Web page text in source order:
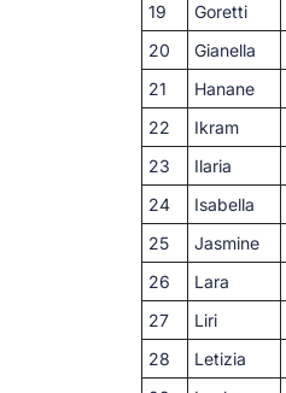
19
Goretti
20
Gianella
21
Hanane
22
Ikram
23
Ilaria
24
Isabella
25
Jasmine
26
Lara
27
Liri
28
Letizia